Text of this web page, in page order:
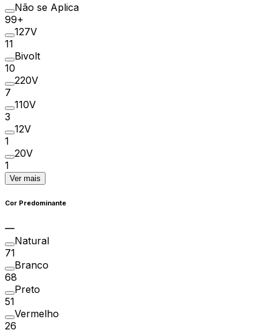
Não se Aplica
99+
127V
11
Bivolt
10
220V
7
110V
3
12V
1
20V
1
Ver mais
Cor Predominante
Natural
71
Branco
68
Preto
51
Vermelho
26